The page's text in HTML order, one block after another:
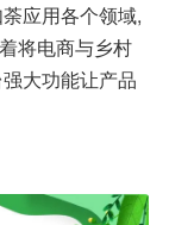
应用各个领域,
将电商与乡村
大功能让产品